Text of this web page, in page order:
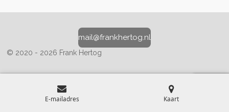
mail@frankhertog.nl
© 2020 - 2026 Frank Hertog
E-mailadres Kaart